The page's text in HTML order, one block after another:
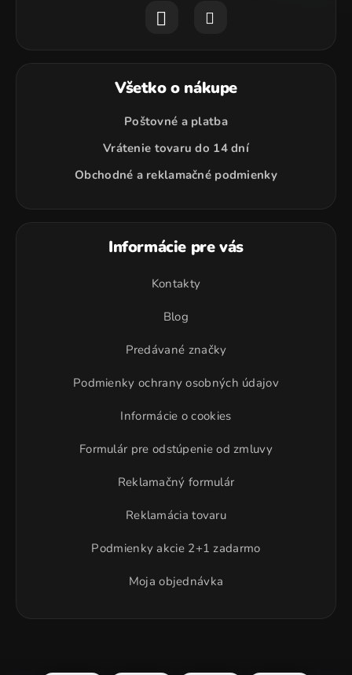
Všetko o nákupe
Poštovné a platba
Vrátenie tovaru do 14 dní
Obchodné a reklamačné podmienky
Informácie pre vás
Kontakty
Blog
Predávané značky
Podmienky ochrany osobných údajov
Informácie o cookies
Formulár pre odstúpenie od zmluvy
Reklamačný formulár
Reklamácia tovaru
Podmienky akcie 2+1 zadarmo
Moja objednávka